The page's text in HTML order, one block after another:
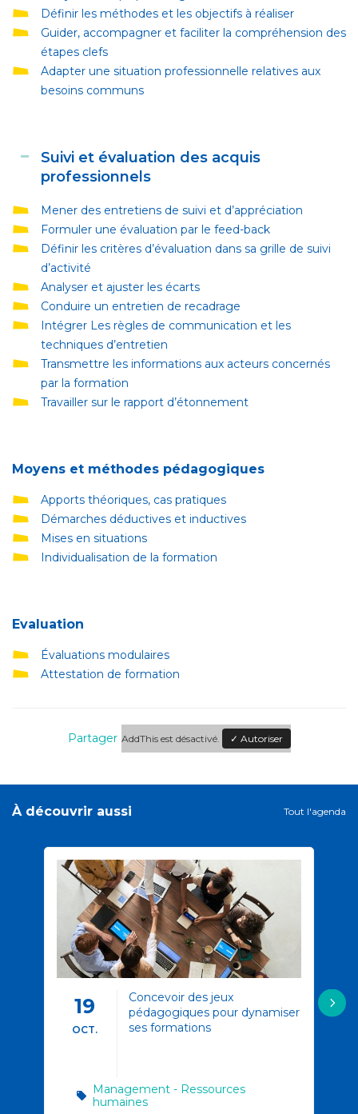
Définir les méthodes et les objectifs à réaliser
Guider, accompagner et faciliter la compréhension des
étapes clefs
Adapter une situation professionnelle relatives aux
besoins communs
Suivi et évaluation des acquis
professionnels
Mener des entretiens de suivi et d’appréciation
Formuler une évaluation par le feed-back
Définir les critères d’évaluation dans sa grille de suivi
d’activité
Analyser et ajuster les écarts
Conduire un entretien de recadrage
Intégrer Les règles de communication et les
techniques d’entretien
Transmettre les informations aux acteurs concernés
par la formation
Travailler sur le rapport d’étonnement
Moyens et méthodes pédagogiques
Apports théoriques, cas pratiques
Démarches déductives et inductives
Mises en situations
Individualisation de la formation
Evaluation
Évaluations modulaires
Attestation de formation
Partager AddThis est désactivé. ✓ Autoriser
À découvrir aussi Tout l'agenda
19
OCT.
Concevoir des jeux
pédagogiques pour dynamiser
ses formations
Management - Ressources
humaines